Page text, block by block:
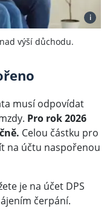
i
výší důchodu.
musí odpovídat
Pro rok 2026
Celou částku pro
na účtu naspořenou
je na účet DPS
čerpání.